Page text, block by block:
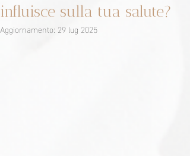
influisce sulla tua salute?
Aggiornamento: 29 lug 2025